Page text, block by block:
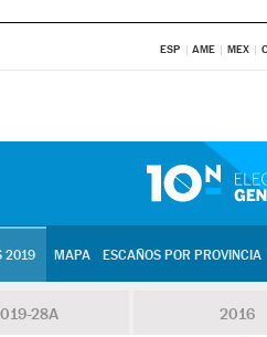
ESP AME MEX
2019 MAPA ESCAÑOS POR PROVINCIA
28A 2016